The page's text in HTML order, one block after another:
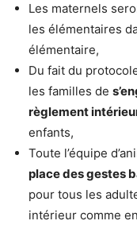
Les maternels
les élémentaires
élémentaire,
Du fait du
les familles de
règlement
enfants,
Toute l’équipe
place des gestes
pour tous les
intérieur comme